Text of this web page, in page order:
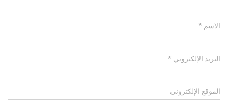
الاسم *
البريد الإلكتروني *
الموقع الإلكتروني